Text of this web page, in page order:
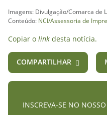
Imagens: Divulgação/Comarca de
Conteúdo: NCI/Assessoria de
Copiar o link desta notícia.
COMPARTILHAR
INSCREVA-SE NO